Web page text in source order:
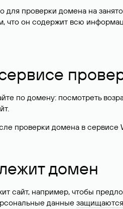
для проверки домена на
что он содержит всю
по домену: посмотреть
проверки домена в сервисе
домен
сайт, например, чтобы
данные защищаются